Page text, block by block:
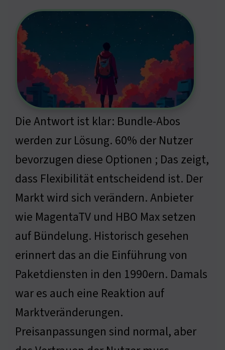
Die Antwort ist klar: Bundle-Abos
werden zur Lösung. 60% der Nutzer
bevorzugen diese Optionen ; Das zeigt,
dass Flexibilität entscheidend ist. Der
Markt wird sich verändern. Anbieter
wie MagentaTV und HBO Max setzen
auf Bündelung. Historisch gesehen
erinnert das an die Einführung von
Paketdiensten in den 1990ern. Damals
war es auch eine Reaktion auf
Marktveränderungen.
Preisanpassungen sind normal, aber